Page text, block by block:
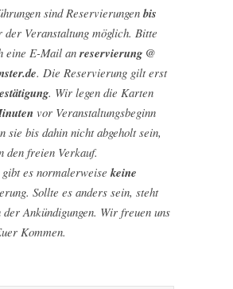
sind Reservierungen bis
der Veranstaltung möglich. Bitte
eine E-Mail an reservierung @
. Die Reservierung gilt erst
. Wir legen die Karten
vor Veranstaltungsbeginn
sie bis dahin nicht abgeholt sein,
den freien Verkauf.
es normalerweise keine
Sollte es anders sein, steht
Ankündigungen. Wir freuen uns
Kommen.